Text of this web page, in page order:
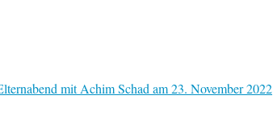
mit Achim Schad am 23. November 2022